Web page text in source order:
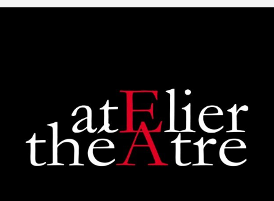
les acteurs et la...
voir plus
Judith Aubry.
Bravo !!! Que de bons
acteurs !! Quel beau travail.
Un Richard III de très bonne
qualité.